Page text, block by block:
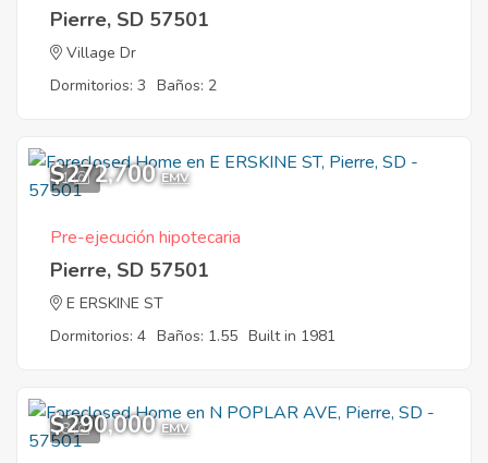
Pierre, SD 57501
Village Dr
Dormitorios: 3 Baños: 2
1
$272,700 EMV
Pre-ejecución hipotecaria
Pierre, SD 57501
E ERSKINE ST
Dormitorios: 4 Baños: 1.55 Built in 1981
8
$290,000 EMV